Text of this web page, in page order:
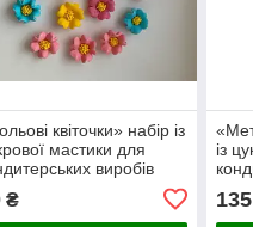
квiточки» набiр iз
мастики для
виробів
₴
iз
135